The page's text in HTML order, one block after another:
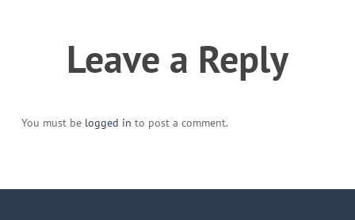
Leave a Reply
You must be logged in to post a comment.